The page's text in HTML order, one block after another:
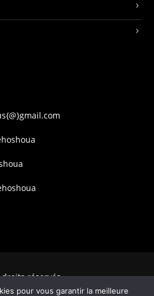
réservés
pour vous garantir la meilleure